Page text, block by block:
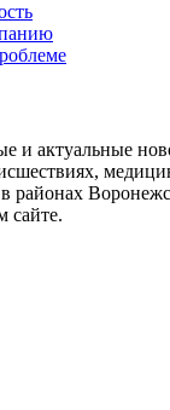
и актуальные
районах
сайте.